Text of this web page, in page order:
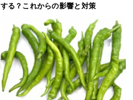
する？これからの影響と対策